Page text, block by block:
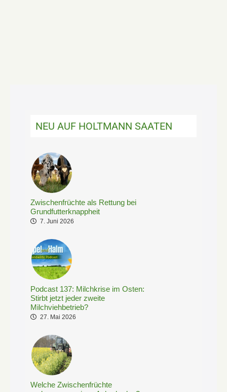
NEU AUF HOLTMANN SAATEN
Zwischenfrüchte als Rettung bei
Grundfutterknappheit
7. Juni 2026
Podcast 137: Milchkrise im Osten:
Stirbt jetzt jeder zweite
Milchviehbetrieb?
27. Mai 2026
Welche Zwischenfrüchte